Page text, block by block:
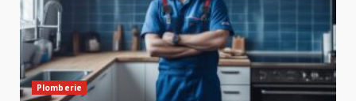
Plomberie